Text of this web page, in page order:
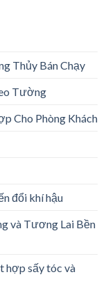
Thủy Bán Chạy
Tường
Cho Phòng Khách
đổi khí hậu
và Tương Lai Bền
hợp sấy tóc và